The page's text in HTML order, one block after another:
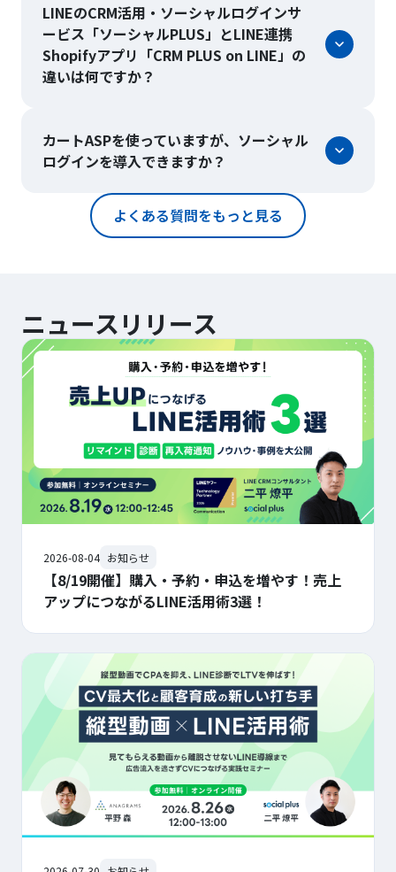
LINEのCRM活用・ソーシャルログインサ
ービス「ソーシャルPLUS」とLINE連携
Shopifyアプリ「CRM PLUS on LINE」の
違いは何ですか？
カートASPを使っていますが、ソーシャル
ログインを導入できますか？
よくある質問をもっと見る
ニュースリリース
2026-08-04 お知らせ
【8/19開催】購入・予約・申込を増やす！売上
アップにつながるLINE活用術3選！